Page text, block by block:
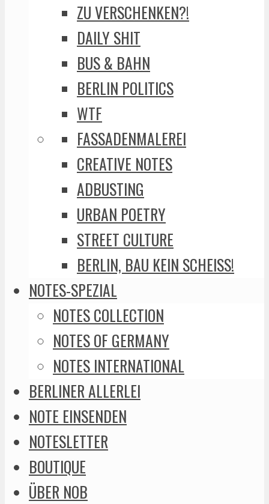
ZU VERSCHENKEN?!
DAILY SHIT
BUS & BAHN
BERLIN POLITICS
WTF
FASSADENMALEREI
CREATIVE NOTES
ADBUSTING
URBAN POETRY
STREET CULTURE
BERLIN, BAU KEIN SCHEISS!
NOTES-SPEZIAL
NOTES COLLECTION
NOTES OF GERMANY
NOTES INTERNATIONAL
BERLINER ALLERLEI
NOTE EINSENDEN
NOTESLETTER
BOUTIQUE
ÜBER NOB